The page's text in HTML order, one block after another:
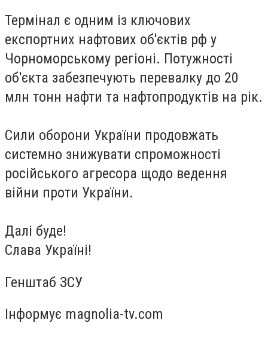
Термінал є одним із ключових
експортних нафтових об'єктів рф у
Чорноморському регіоні. Потужності
об'єкта забезпечують перевалку до 20
млн тонн нафти та нафтопродуктів на рік.
Сили оборони України продовжать
системно знижувати спроможності
російського агресора щодо ведення
війни проти України.
Далі буде!
Слава Україні!
Генштаб ЗСУ
Інформує magnolia-tv.com